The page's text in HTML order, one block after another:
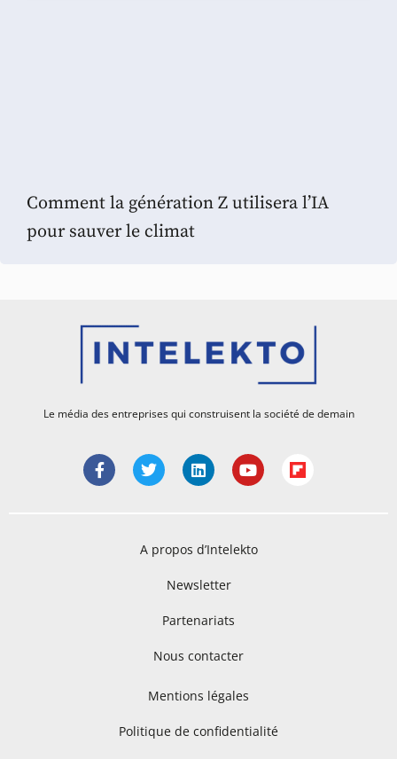
Comment la génération Z utilisera l’IA
pour sauver le climat
Le média des entreprises qui construisent la société de demain
A propos d’Intelekto
Newsletter
Partenariats
Nous contacter
Mentions légales
Politique de confidentialité